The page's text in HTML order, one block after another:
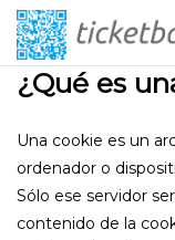
¿Qué es
Una cookie es un
ordenador o
Sólo ese servidor
contenido de la